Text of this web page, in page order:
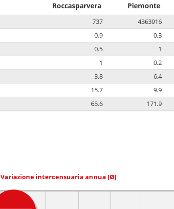
Roccasparvera Piemonte
737 4363916
0.9 0.3
0.5 1
1 0.2
3.8 6.4
15.7 9.9
65.6 171.9
Variazione intercensuaria annua [Ø]